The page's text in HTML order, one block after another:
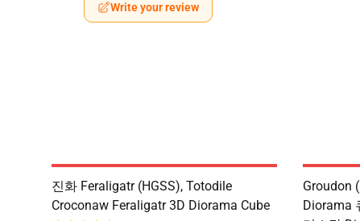
Write your review
진화 Feraligatr (HGSS), Totodile
Croconaw Feraligatr 3D Diorama Cube
Groudon
Diorama